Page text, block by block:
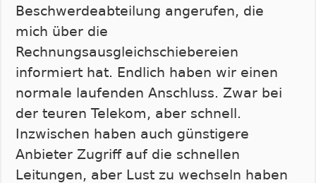
Beschwerdeabteilung angerufen, die
mich über die
Rechnungsausgleichschiebereien
informiert hat. Endlich haben wir einen
normale laufenden Anschluss. Zwar bei
der teuren Telekom, aber schnell.
Inzwischen haben auch günstigere
Anbieter Zugriff auf die schnellen
Leitungen, aber Lust zu wechseln haben